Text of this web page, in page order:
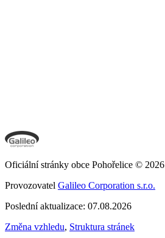
Oficiální stránky obce Pohořelice © 2026
Provozovatel Galileo Corporation s.r.o.
Poslední aktualizace: 07.08.2026
Změna vzhledu, Struktura stránek